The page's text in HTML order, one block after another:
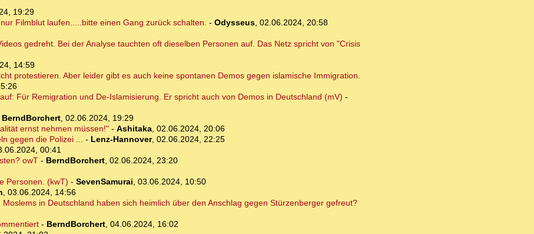
19:29
Filmblut laufen.....bitte einen Gang zurück schalten. - Odysseus, 02.06.2024, 20:58
gedreht. Bei der Analyse tauchten oft dieselben Personen auf. Das Netz spricht von "Crisis
14:59
protestieren. Aber leider gibt es auch keine spontanen Demos gegen islamische Immigration.
Für Remigration und De-Islamisierung. Er spricht auch von Demos in Deutschland (mV) -
BerndBorchert, 02.06.2024, 19:29
ernst nehmen müssen!"- Ashitaka, 02.06.2024, 20:06
gegen die Polizei ... - Lenz-Hannover, 02.06.2024, 22:25
00:41
owT- BerndBorchert, 02.06.2024, 23:20
Personen. (kwT) - SevenSamurai, 03.06.2024, 10:50
, 03.06.2024, 14:56
in Deutschland haben sich heimlich über den Anschlag gegen Stürzenberger gefreut?
- BerndBorchert, 04.06.2024, 16:02